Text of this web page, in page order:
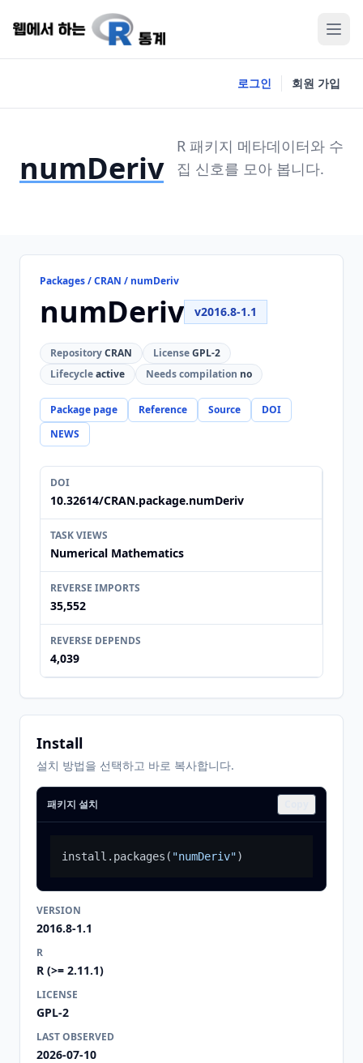
로그인 회원 가입
numDeriv
R 패키지 메타데이터와 수
집 신호를 모아 봅니다.
Packages / CRAN / numDeriv
numDeriv v2016.8-1.1
RepositoryCRAN LicenseGPL-2
Lifecycleactive Needs compilation no
Package page Reference Source
DOI
NEWS
DOI
10.32614/CRAN.package.numDeriv
TASK VIEWS
Numerical Mathematics
REVERSE IMPORTS
35,552
REVERSE DEPENDS
4,039
Install
설치 방법을 선택하고 바로 복사합니다.
패키지 설치
install.packages ( "numDeriv")
VERSION
2016.8-1.1
R
R (>= 2.11.1)
LICENSE
GPL-2
LAST OBSERVED
2026-07-10